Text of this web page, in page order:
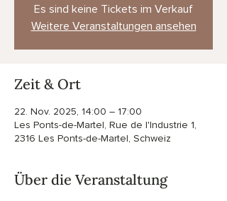
Es sind keine Tickets im Verkauf
Weitere Veranstaltungen ansehen
Zeit & Ort
22. Nov. 2025, 14:00 – 17:00
Les Ponts-de-Martel, Rue de l'Industrie 1,
2316 Les Ponts-de-Martel, Schweiz
Über die Veranstaltung